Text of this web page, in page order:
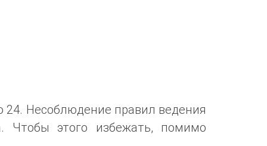
24. Несоблюдение правил ведения
Чтобы этого избежать, помимо